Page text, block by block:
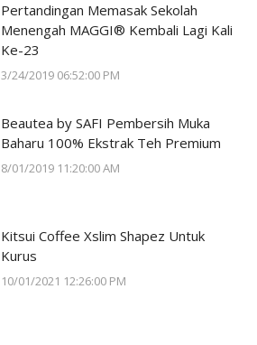
Pertandingan Memasak Sekolah
Menengah MAGGI® Kembali Lagi Kali
Ke-23
3/24/2019 06:52:00 PM
Beautea by SAFI Pembersih Muka
Baharu 100% Ekstrak Teh Premium
8/01/2019 11:20:00 AM
Kitsui Coffee Xslim Shapez Untuk
Kurus
10/01/2021 12:26:00 PM